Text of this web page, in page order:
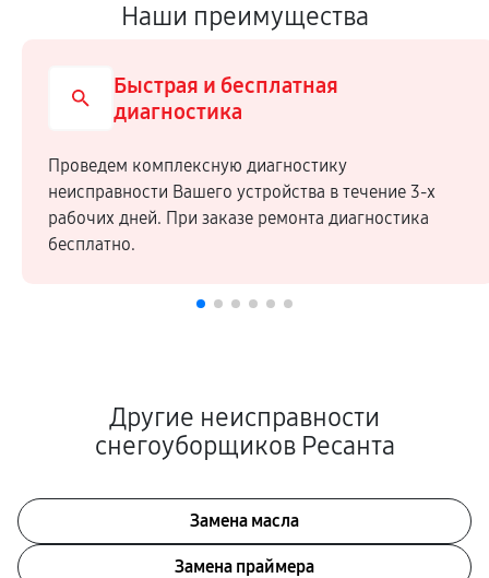
Наши преимущества
Быстрая и бесплатная
диагностика
Проведем комплексную диагностику
неисправности Вашего устройства в течение 3-х
рабочих дней. При заказе ремонта диагностика
бесплатно.
Другие неисправности
снегоуборщиков Ресанта
Замена масла
Замена праймера